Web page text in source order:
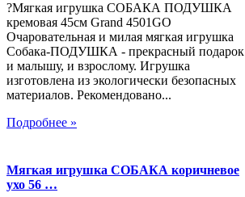
?Мягкая игрушка СОБАКА ПОДУШКА
кремовая 45см Grand 4501GO
Очаровательная и милая мягкая игрушка
Собака-ПОДУШКА - прекрасный подарок
и малышу, и взрослому. Игрушка
изготовлена из экологически безопасных
материалов. Рекомендовано...
Подробнее »
Мягкая игрушка СОБАКА коричневое
ухо 56 …